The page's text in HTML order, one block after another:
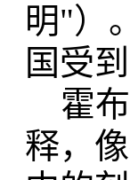
明"）
国受
霍布
释，